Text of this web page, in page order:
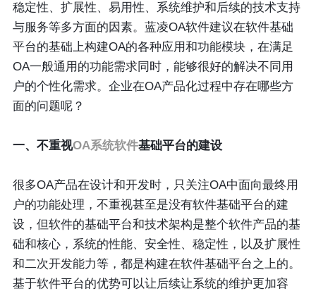
稳定性、扩展性、易用性、系统维护和后续的技术支持
与服务等多方面的因素。蓝凌OA软件建议在软件基础
平台的基础上构建OA的各种应用和功能模块，在满足
OA一般通用的功能需求同时，能够很好的解决不同用
户的个性化需求。企业在OA产品化过程中存在哪些方
面的问题呢？
一、不重视OA系统软件基础平台的建设
很多OA产品在设计和开发时，只关注OA中面向最终用
户的功能处理，不重视甚至是没有软件基础平台的建
设，但软件的基础平台和技术架构是整个软件产品的基
础和核心，系统的性能、安全性、稳定性，以及扩展性
和二次开发能力等，都是构建在软件基础平台之上的。
基于软件平台的优势可以让后续让系统的维护更加容